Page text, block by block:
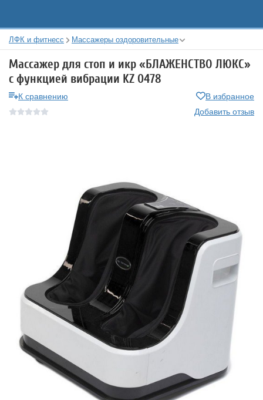
ЛФК и фитнесс Массажеры оздоровительные
Массажер для стоп и икр «БЛАЖЕНСТВО ЛЮКС»
с функцией вибрации KZ 0478
К сравнению
В избранное
Добавить отзыв